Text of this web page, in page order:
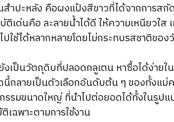
ำปะหลัง คือผงแป้งสีขาวที่ได้จากการสกั
เด่นคือ ละลายน้ำได้ดี ให้ความเหนียวใส
ใช้ได้หลากหลายโดยไม่กระทบรสชาติขอ
เป็นวัตถุดิบที่ปลอดกลูเตน หาซื้อได้ง่ายใน
กลายเป็นตัวเลือกอันดับต้น ๆ ของทั้งแม่
รรมขนาดใหญ่ ที่นำไปต่อยอดได้ทั้งในรูป
ฉพาะตามการใช้งาน